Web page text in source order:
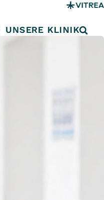
UNSERE KLINIK